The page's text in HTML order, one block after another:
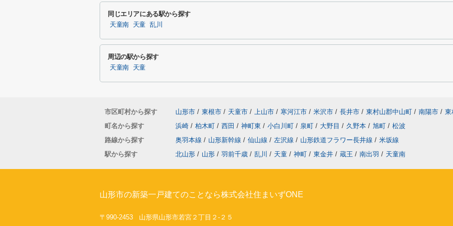
同じエリアにある駅から探す
天童南 天童 乱川
周辺の駅から探す
天童南 天童
市区町村から探す 山形市 / 東根市 / 天童市 / 上山市 / 寒河江市 / 米沢市 / 長井市 / 東村山郡中山町 / 南陽市 / 東
町名から探す
浜崎 / 柏木町 / 西田 / 神町東 / 小白川町 / 泉町 / 大野目 / 久野本 / 旭町 / 松波
路線から探す
奥羽本線 / 山形新幹線 / 仙山線 / 左沢線 / 山形鉄道フラワー長井線 / 米坂線
駅から探す
北山形 / 山形 / 羽前千歳 / 乱川 / 天童 / 神町 / 東金井 / 蔵王 / 南出羽 / 天童南
山形市の新築一戸建てのことなら株式会社住まいずONE
〒990-2453 山形県山形市若宮２丁目２-２５